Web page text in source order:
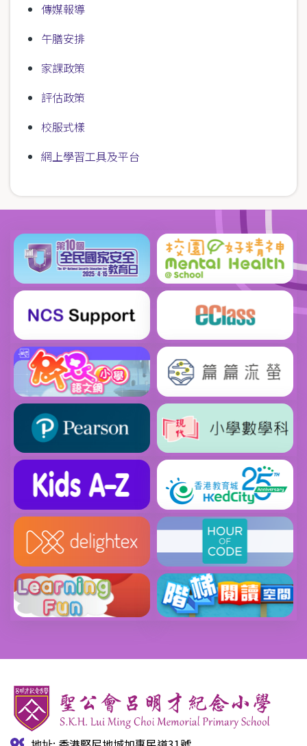
傳媒報導
午膳安排
家課政策
評估政策
校服式樣
網上學習工具及平台